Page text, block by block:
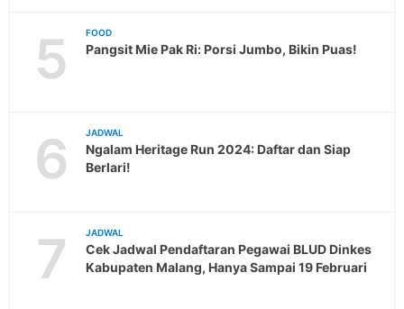
5 FOOD
Pangsit Mie Pak Ri: Porsi Jumbo, Bikin Puas!
6 JADWAL
Ngalam Heritage Run 2024: Daftar dan Siap
Berlari!
7 JADWAL
Cek Jadwal Pendaftaran Pegawai BLUD Dinkes
Kabupaten Malang, Hanya Sampai 19 Februari